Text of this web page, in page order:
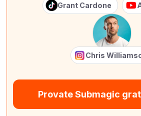
Grant Cardone
Chris
Provate Submagic